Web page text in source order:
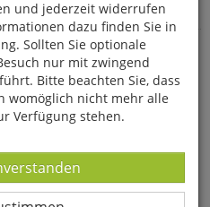
Spiele
der Kleinen Spiele
und jederzeit widerrufen
dazu finden Sie in
Sollten Sie optionale
nur mit zwingend
Bitte beachten Sie, dass
womöglich nicht mehr alle
Verfügung stehen.
-